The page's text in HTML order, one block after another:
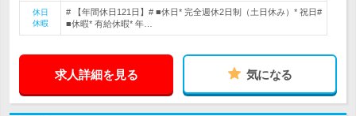
休日
休暇
# 【年間休日121日】# ■休日* 完全週休2日制（土日休み）* 祝日#
■休暇* 有給休暇* 年…
求人詳細を見る 気になる